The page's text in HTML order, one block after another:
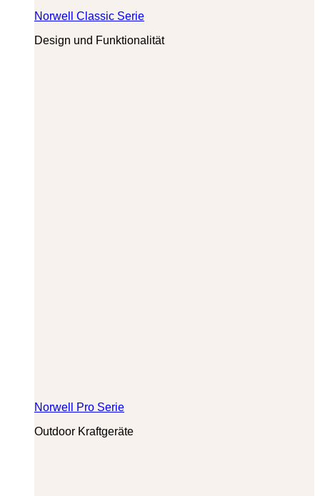
Norwell Classic Serie
Design und Funktionalität
Norwell Pro Serie
Outdoor Kraftgeräte